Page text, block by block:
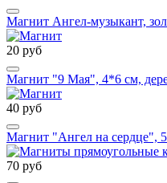
Магнит Ангел-музыкант,
20 руб
Магнит "9 Мая", 4*6 см,
40 руб
Магнит "Ангел на сердце",
70 руб